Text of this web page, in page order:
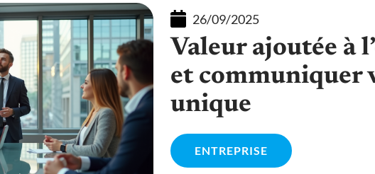
26/09/2025
Valeur ajoutée à
et
unique
ENTREPRISE